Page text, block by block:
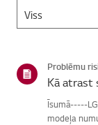
Problēmu
Kā atrast
Īsumā-----
modeļa